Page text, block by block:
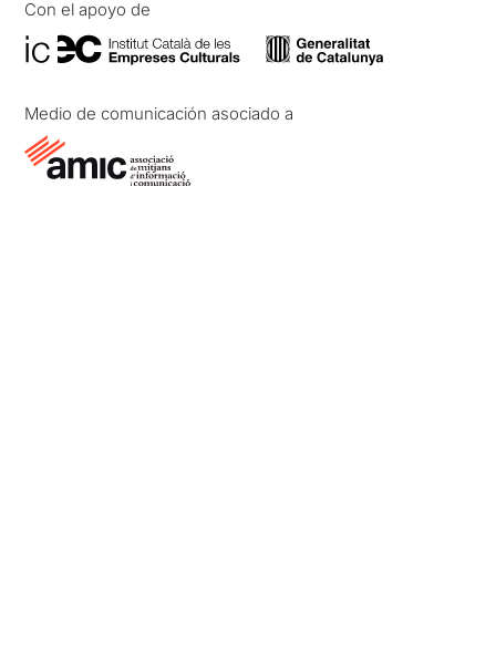
Con el apoyo de
Medio de comunicación asociado a